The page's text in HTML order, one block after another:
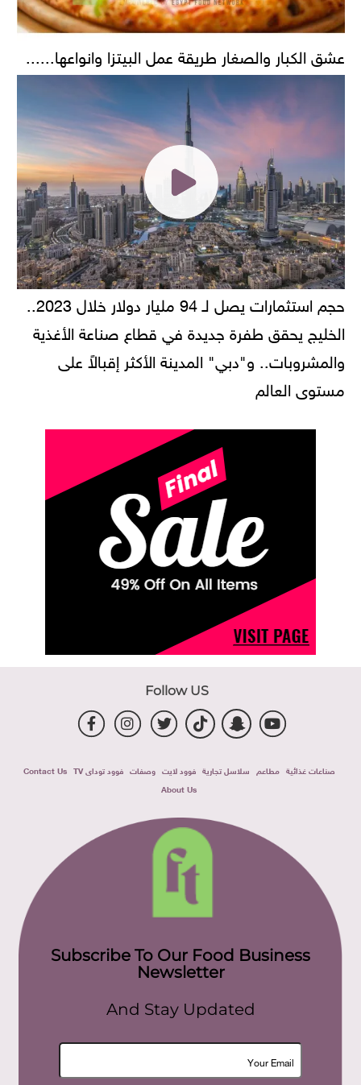
عشق الكبار والصغار طريقة عمل البيتزا وانواعها......
الخليج يحقق طفرة جديدة في قطاع صناعة الأغذية
والمشروبات.. و"دبي" المدينة الأكثر إقبالاً على
مستوى العالم
Follow US
صناعات غذائية مطاعم سلاسل تجارية فوود لايت وصفات فوود توداى TV
Contact Us
About Us
Subscribe To Our Food Business
Newsletter
And Stay Updated